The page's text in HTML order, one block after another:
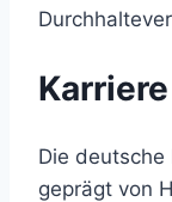
Karriere
Die
geprägt von